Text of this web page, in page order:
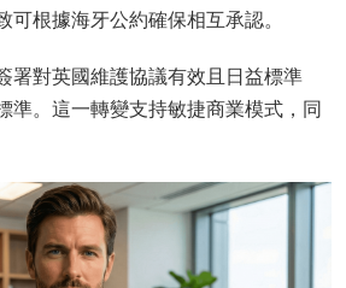
根據海牙公約確保相互承認。
對英國維護協議有效且日益標準
準。這一轉變支持敏捷商業模式，同